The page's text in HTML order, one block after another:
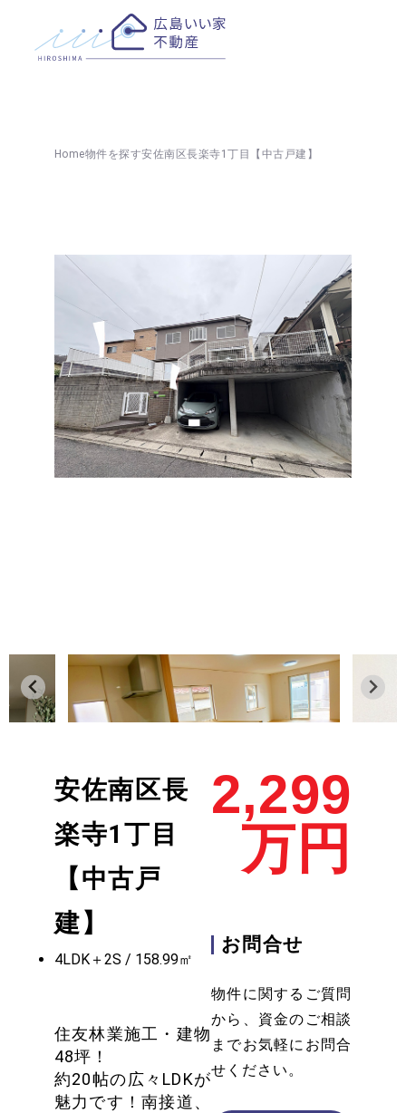
Home物件を探す安佐南区長楽寺1丁目【中古戸建】
安佐南区長
楽寺1丁目
【中古戸
建】
4LDK＋2S / 158.99㎡
住友林業施工・建物
48坪！
約20帖の広々LDKが
魅力です！南接道、
2,299
万円
お問合せ
物件に関するご質問
から、資金のご相談
までお気軽にお問合
せください。